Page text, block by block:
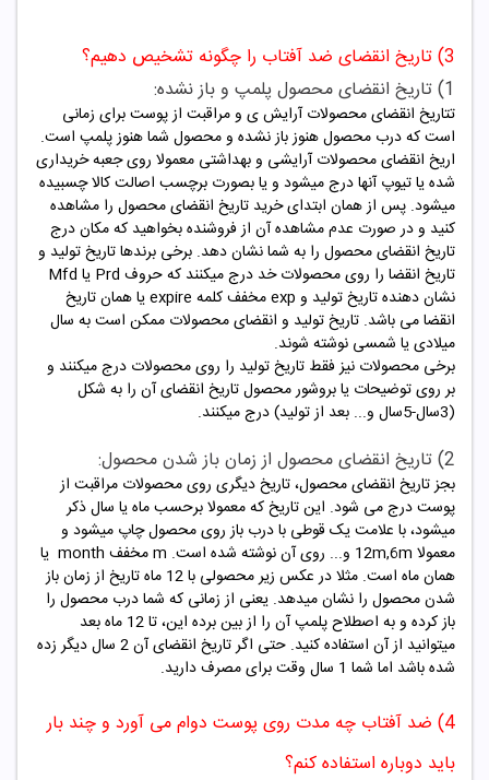
3) تاریخ انقضای ضد آفتاب را چگونه تشخیص دهیم؟
1) تاریخ انقضای محصول پلمپ و باز نشده:
تتاریخ انقضای محصولات آرایش ی و مراقبت از پوست برای زمانی
است که درب محصول هنوز باز نشده و محصول شما هنوز پلمپ است.
اریخ انقضای محصولات آرایشی و بهداشتی معمولا روی جعبه خریداری
شده یا تیوپ آنها درج میشود و یا بصورت برچسب اصالت کالا چسبیده
میشود. پس از همان ابتدای خرید تاریخ انقضای محصول را مشاهده
کنید و در صورت عدم مشاهده آن از فروشنده بخواهید که مکان درج
تاریخ انقضای محصول را به شما نشان دهد. برخی برندها تاریخ تولید و
تاریخ انقضا را روی محصولات خد درج میکنند که حروف Prd یا Mfd
نشان دهنده تاریخ تولید و exp مخفف کلمه expire یا همان تاریخ
انقضا می باشد. تاریخ تولید و انقضای محصولات ممکن است به سال
میلادی یا شمسی نوشته شوند.
برخی محصولات نیز فقط تاریخ تولید را روی محصولات درج میکنند و
بر روی توضیحات یا بروشور محصول تاریخ انقضای آن را به شکل
(3سال-5سال و... بعد از تولید) درج میکنند.
2) تاریخ انقضای محصول از زمان باز شدن محصول:
بجز تاریخ انقضای محصول، تاریخ دیگری روی محصولات مراقبت از
پوست درج می شود. این تاریخ که معمولا برحسب ماه یا سال ذکر
میشود، با علامت یک قوطی با درب باز روی محصول چاپ میشود و
معمولا 12m,6m و... روی آن نوشته شده است. m مخفف month یا
همان ماه است. مثلا در عکس زیر محصولی با 12 ماه تاریخ از زمان باز
شدن محصول را نشان میدهد. یعنی از زمانی که شما درب محصول را
باز کرده و به اصطلاح پلمپ آن را از بین برده این، تا 12 ماه بعد
میتوانید از آن استفاده کنید. حتی اگر تاریخ انقضای آن 2 سال دیگر زده
شده باشد اما شما 1 سال وقت برای مصرف دارید.
4) ضد آفتاب چه مدت روی پوست دوام می آورد و چند بار
باید دوباره استفاده کنم؟